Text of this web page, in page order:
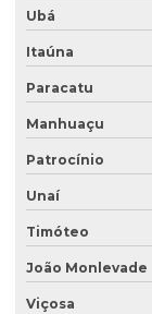
Empresa que faz
Empresa que faz
Empresa de
Empresa de
Empresa de
Empresa
Empresas de
Empresas de
Ubá
Itaúna
Paracatu
Manhuaçu
Patrocínio
Unaí
Timóteo
João Monlevade
Viçosa